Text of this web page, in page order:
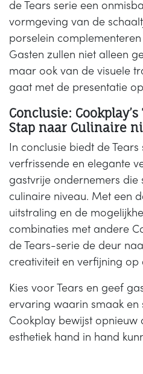
de Tears serie een
vormgeving van de
porselein
Gasten zullen niet alleen
maar ook van de visuele
gaat met de presentatie
Conclusie:
Stap naar Culinaire
In conclusie biedt de
verfrissende en elegante
gastvrije ondernemers die
culinaire niveau. Met een
uitstraling en de
combinaties met andere
de Tears-serie de deur
creativiteit en verfijning op
Kies voor Tears en geef
ervaring waarin smaak en
Cookplay bewijst opnieuw
esthetiek hand in hand